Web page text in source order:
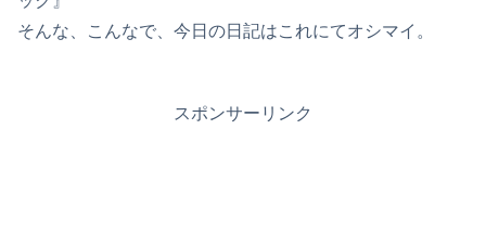
そんな、こんなで、今日の日記はこれにてオシマイ。
スポンサーリンク